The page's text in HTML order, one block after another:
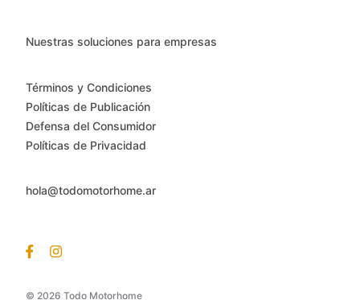
© 2026 Todo Motorhome
Nuestras soluciones para empresas
Términos y Condiciones
Políticas de Publicación
Defensa del Consumidor
Políticas de Privacidad
hola@todomotorhome.ar